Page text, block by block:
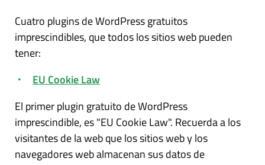
Cuatro plugins de WordPress gratuitos
imprescindibles, que todos los sitios web pueden
tener:
EU Cookie Law
El primer plugin gratuito de WordPress
imprescindible, es "EU Cookie Law". Recuerda a los
visitantes de la web que los sitios web y los
navegadores web almacenan sus datos de